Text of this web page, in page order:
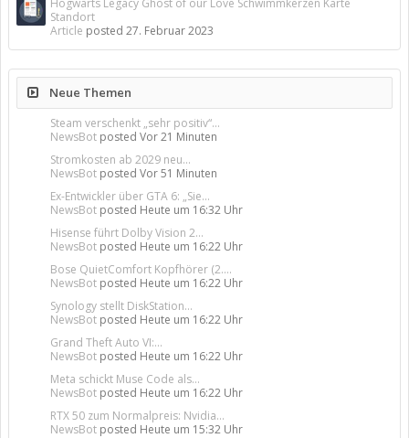
Hogwarts Legacy Ghost of our Love Schwimmkerzen Karte
Standort
Article posted 27. Februar 2023
Neue Themen
Steam verschenkt „sehr positiv“...
NewsBot posted Vor 21 Minuten
Stromkosten ab 2029 neu...
NewsBot posted Vor 51 Minuten
Ex-Entwickler über GTA 6: „Sie...
NewsBot posted Heute um 16:32 Uhr
Hisense führt Dolby Vision 2...
NewsBot posted Heute um 16:22 Uhr
Bose QuietComfort Kopfhörer (2....
NewsBot posted Heute um 16:22 Uhr
Synology stellt DiskStation...
NewsBot posted Heute um 16:22 Uhr
Grand Theft Auto VI:...
NewsBot posted Heute um 16:22 Uhr
Meta schickt Muse Code als...
NewsBot posted Heute um 16:22 Uhr
RTX 50 zum Normalpreis: Nvidia...
NewsBot posted Heute um 15:32 Uhr